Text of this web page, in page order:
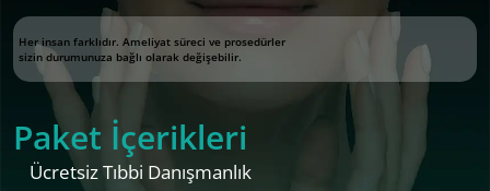
Her insan farklıdır. Ameliyat süreci ve prosedürler
sizin durumunuza bağlı olarak değişebilir.
Paket İçerikleri
Ücretsiz Tıbbi Danışmanlık